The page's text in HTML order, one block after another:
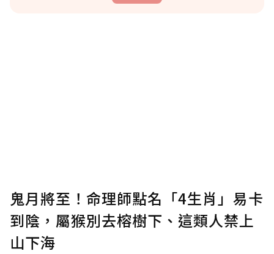
確認送出
鬼月將至！命理師點名「4生肖」易卡
到陰，屬猴別去榕樹下、這類人禁上
山下海